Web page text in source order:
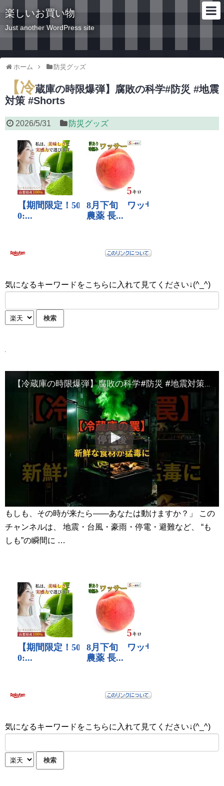
楽しいお買い物
Just another WordPress site
ホーム 防災グッズ
【冷蔵庫の時限爆弾】腐敗の科学#防災 #地震
対策 #Shorts
2026/5/31 防災グッズ
気になるキーワードをこちらに入れて見てください↓(^_^)
【冷蔵庫の時限爆弾】腐敗の科学#防災 #地震対策 #Shorts
もしも、その時が来たら――あなたは動けますか？」 この
チャンネルは、 地震・台風・豪雨・停電・避難など、 “も
しも”の瞬間に …
気になるキーワードをこちらに入れて見てください↓(^_^)